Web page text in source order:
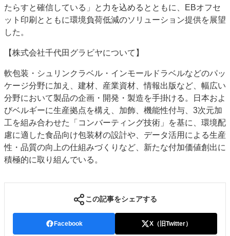
たらすと確信している」と力を込めるとともに、EBオフセ
ット印刷とともに環境負荷低減のソリューション提供を展望
した。
【株式会社千代田グラビヤについて】
軟包装・シュリンクラベル・インモールドラベルなどのパッ
ケージ分野に加え、建材、産業資材、情報出版など、幅広い
分野において製品の企画・開発・製造を手掛ける。日本およ
びベルギーに生産拠点を構え、加飾、機能性付与、3次元加
工を組み合わせた「コンバーティング技術」を基に、環境配
慮に適した食品向け包装材の設計や、データ活用による生産
性・品質の向上の仕組みづくりなど、新たな付加価値創出に
積極的に取り組んでいる。
この記事をシェアする
Facebook X（旧Twitter）